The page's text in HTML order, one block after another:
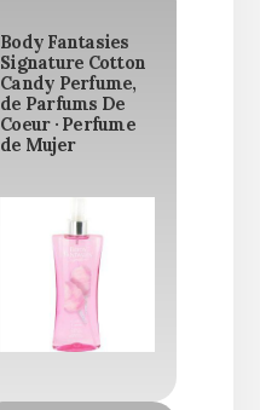
Body Fantasies
Signature Cotton
Candy Perfume,
de Parfums De
Coeur · Perfume
de Mujer